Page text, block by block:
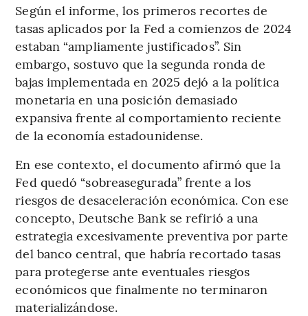
Según el informe, los primeros recortes de
tasas aplicados por la Fed a comienzos de 2024
estaban “ampliamente justificados”. Sin
embargo, sostuvo que la segunda ronda de
bajas implementada en 2025 dejó a la política
monetaria en una posición demasiado
expansiva frente al comportamiento reciente
de la economía estadounidense.
En ese contexto, el documento afirmó que la
Fed quedó “sobreasegurada” frente a los
riesgos de desaceleración económica. Con ese
concepto, Deutsche Bank se refirió a una
estrategia excesivamente preventiva por parte
del banco central, que habría recortado tasas
para protegerse ante eventuales riesgos
económicos que finalmente no terminaron
materializándose.